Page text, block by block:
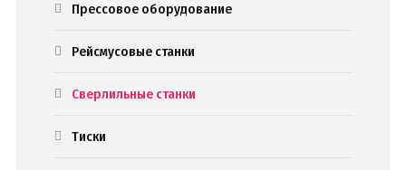
Прессовое оборудование
Рейсмусовые станки
Сверлильные станки
Тиски